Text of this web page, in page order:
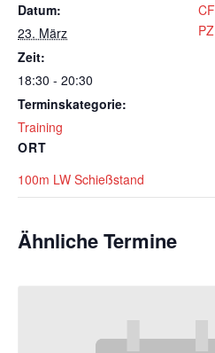
Datum:
23. März
Zeit:
18:30 - 20:30
Terminskategorie:
Training
ORT
100m LW Schießstand
CF
PZ
Ähnliche Termine